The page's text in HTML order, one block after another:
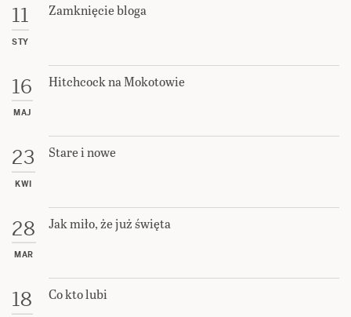
11
STY
Zamknięcie bloga
16
MAJ
Hitchcock na Mokotowie
23
KWI
Stare i nowe
28
MAR
Jak miło, że już święta
18 Co kto lubi